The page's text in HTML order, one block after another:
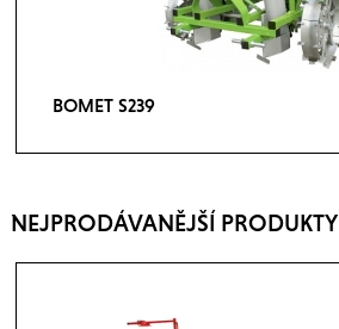
BOMET S239
NEJPRODÁVANĚJŠÍ PRODUKTY